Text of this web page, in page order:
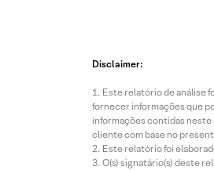
Disclaimer:
Este relatório de análise
fornecer informações que
informações contidas neste
cliente com base no
Este relatório foi
O(s) signatário(s) deste